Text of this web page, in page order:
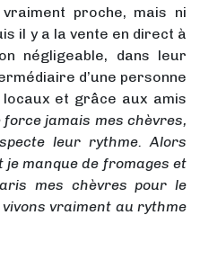
proche, mais ni
il y a la vente en direct à
négligeable, dans leur
d’une personne
et grâce aux amis
force jamais mes chèvres,
leur rythme. Alors
manque de fromages et
mes chèvres pour le
vraiment au rythme